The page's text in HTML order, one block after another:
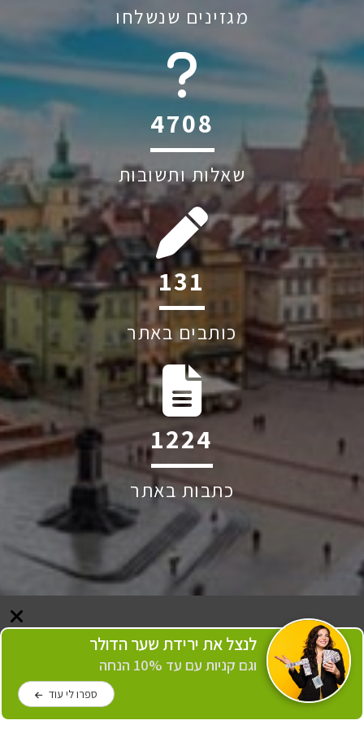
מגזינים שנשלחו
6044
שאלות ותשובות
225
כותבים באתר
2090
כתבות באתר
לנצל את ירידת שער הדולר
וגם קניות עם עד 10% הנחה
ספרו לי עוד